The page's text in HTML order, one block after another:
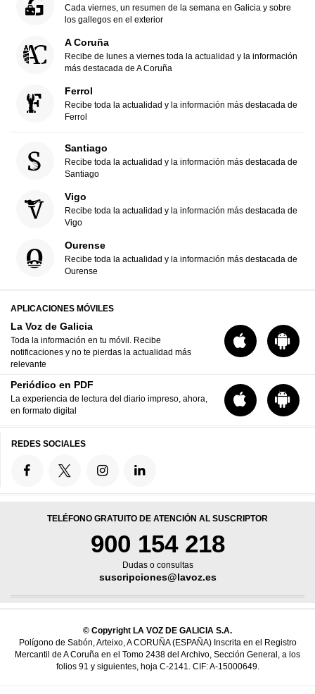
Cada viernes, un resumen de la semana en Galicia y sobre
los gallegos en el exterior
A Coruña
Recibe de lunes a viernes toda la actualidad y la información
más destacada de A Coruña
Ferrol
Recibe toda la actualidad y la información más destacada de
Ferrol
Santiago
Recibe toda la actualidad y la información más destacada de
Santiago
Vigo
Recibe toda la actualidad y la información más destacada de
Vigo
Ourense
Recibe toda la actualidad y la información más destacada de
Ourense
APLICACIONES MÓVILES
La Voz de Galicia
Toda la información en tu móvil. Recibe
notificaciones y no te pierdas la actualidad más
relevante
Periódico en PDF
La experiencia de lectura del diario impreso, ahora,
en formato digital
REDES SOCIALES
TELÉFONO GRATUITO DE ATENCIÓN AL SUSCRIPTOR
900 154 218
Dudas o consultas
suscripciones@lavoz.es
© Copyright LA VOZ DE GALICIA S.A.
Polígono de Sabón, Arteixo, A CORUÑA (ESPAÑA) Inscrita en el Registro
Mercantil de A Coruña en el Tomo 2438 del Archivo, Sección General, a los
folios 91 y siguientes, hoja C-2141. CIF: A-15000649.